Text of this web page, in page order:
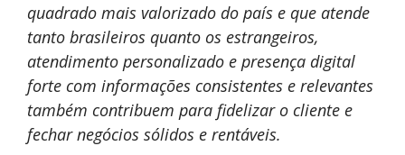
quadrado mais valorizado do país e que atende
tanto brasileiros quanto os estrangeiros,
atendimento personalizado e presença digital
forte com informações consistentes e relevantes
também contribuem para fidelizar o cliente e
fechar negócios sólidos e rentáveis.